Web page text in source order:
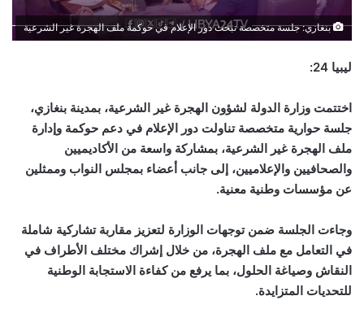
بنغازي: جلسة متخصصة تبحث دور الإعلام في حوكمة ملف الهجرة غير الشرعية
ليبيا 24:
اختتمت وزارة الدولة لشؤون الهجرة غير الشرعية، بمدينة بنغازي،
جلسة حوارية متخصصة تناولت دور الإعلام في دعم حوكمة وإدارة
ملف الهجرة غير الشرعية، بمشاركة واسعة من الأكاديميين
والصحافيين والإعلاميين، إلى جانب أعضاء بمجلس النواب وممثلين
عن مؤسسات وطنية معنية.
وجاءت الجلسة ضمن توجهات الوزارة لتعزيز مقاربة تشاركية شاملة
في التعامل مع ملف الهجرة، من خلال إشراك مختلف الأطراف في
النقاش وصياغة الحلول، بما يرفع من كفاءة الاستجابة الوطنية
للتحديات المتزايدة.